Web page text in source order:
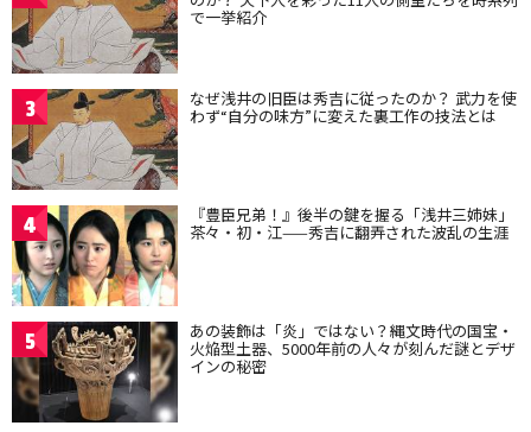
で一挙紹介
3 なぜ浅井の旧臣は秀吉に従ったのか？ 武力を使
わず“自分の味方”に変えた裏工作の技法とは
4 『豊臣兄弟！』後半の鍵を握る「浅井三姉妹」
茶々・初・江——秀吉に翻弄された波乱の生涯
5 あの装飾は「炎」ではない？縄文時代の国宝・
火焔型土器、5000年前の人々が刻んだ謎とデザ
インの秘密